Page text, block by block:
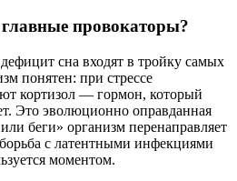
провокаторы?
сна входят в тройку самых
понятен: при стрессе
кортизол — гормон, который
Это эволюционно оправданная
беги» организм перенаправляет
с латентными инфекциями
моментом.